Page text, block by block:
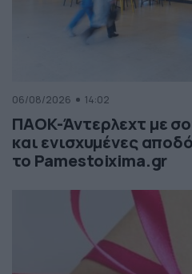
06/08/2026 14:02
ΠΑΟΚ-Άντερλεχτ με
και ενισχυμένες
το Pamestoixima.gr